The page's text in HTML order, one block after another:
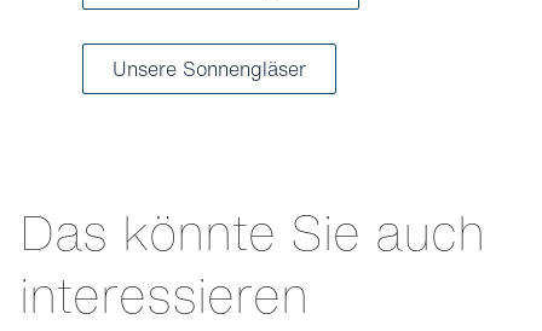
Unsere Sonnengläser
Das könnte Sie auch
interessieren